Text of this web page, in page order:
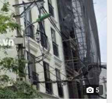
5